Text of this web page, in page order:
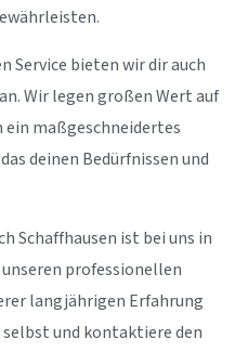
Service bieten wir dir auch
Wir legen großen Wert auf
maßgeschneidertes
deinen Bedürfnissen und
Schaffhausen ist bei uns in
professionellen
langjährigen Erfahrung
selbst und kontaktiere den